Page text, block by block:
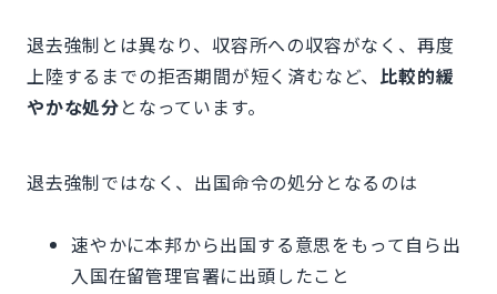
退去強制とは異なり、収容所への収容がなく、再度
上陸するまでの拒否期間が短く済むなど、 比較的緩
やかな処分となっています。
退去強制ではなく、出国命令の処分となるのは
速やかに本邦から出国する意思をもって自ら出
入国在留管理官署に出頭したこと